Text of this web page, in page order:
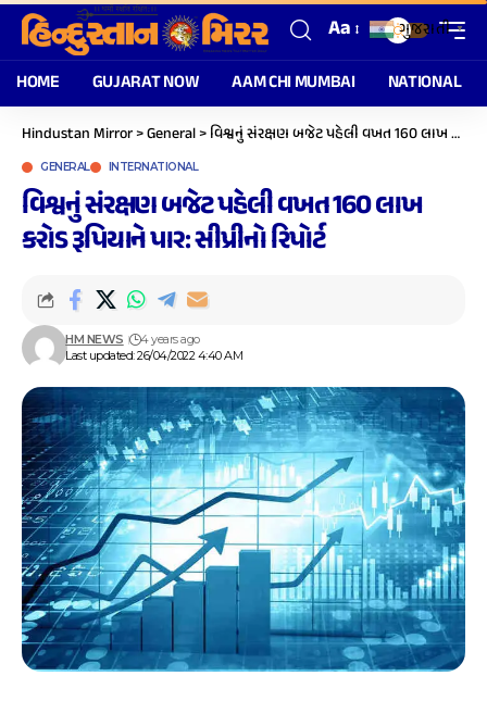
Aa
HOME GUJARAT NOW AAM CHI MUMBAI NATIONAL
Hindustan Mirror>General>વિશ્વનું સંરક્ષણ બજેટ પહેલી વખત 160 લાખ કરોડ રૂપિયાને પા૨: સીપ્રીનો રિપોર્ટ
GENERAL INTERNATIONAL
વિશ્વનું સંરક્ષણ બજેટ પહેલી વખત 160 લાખ
કરોડ રૂપિયાને પા૨: સીપ્રીનો રિપોર્ટ
Last updated: 26/04/2022 4:40 AM
HM NEWS 4 years ago
ગુજરાતી ▼